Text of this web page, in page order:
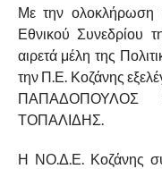
Με την ολοκλήρωση
Εθνικού Συνεδρίου
αιρετά μέλη της
την Π.Ε. Κοζάνης
ΠΑΠΑΔΟΠΟΥΛΟΣ
ΤΟΠΑΛΙΔΗΣ.
Η ΝΟ.Δ.Ε. Κοζάνης